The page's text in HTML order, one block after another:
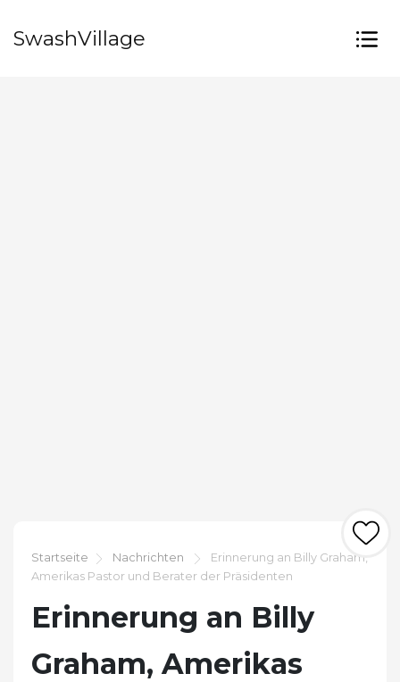
SwashVillage
Startseite Nachrichten
Erinnerung an Billy Graham,
Amerikas Pastor und Berater der Präsidenten
Erinnerung an Billy
Graham, Amerikas